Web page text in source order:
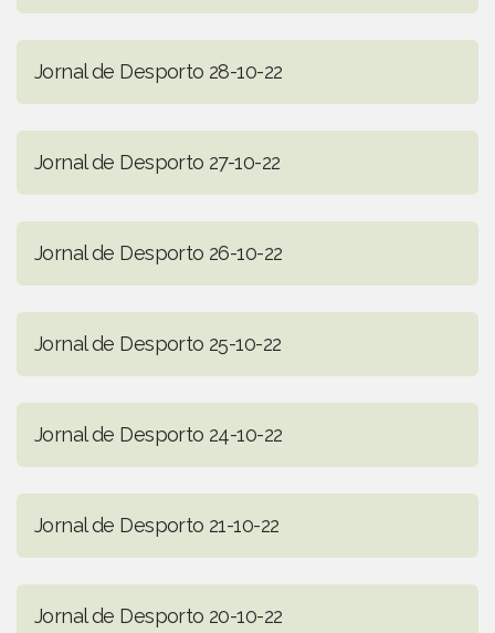
Jornal de Desporto 28-10-22
Jornal de Desporto 27-10-22
Jornal de Desporto 26-10-22
Jornal de Desporto 25-10-22
Jornal de Desporto 24-10-22
Jornal de Desporto 21-10-22
Jornal de Desporto 20-10-22